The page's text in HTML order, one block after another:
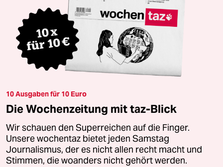
10 Ausgaben für 10 Euro
Die Wochenzeitung mit taz-Blick
Wir schauen den Superreichen auf die Finger.
Unsere wochentaz bietet jeden Samstag
Journalismus, der es nicht allen recht macht und
Stimmen, die woanders nicht gehört werden.